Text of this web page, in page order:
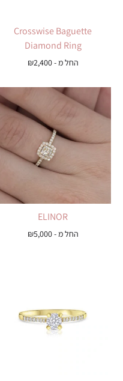
Crosswise Baguette
Diamond Ring
החל מ - ₪2,400
ELINOR
החל מ - ₪5,000